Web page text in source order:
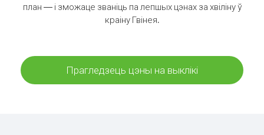
план — і зможаце званіць па лепшых цэнах за хвіліну ў
краіну Гвінея.
Прагледзець цэны на выклікі